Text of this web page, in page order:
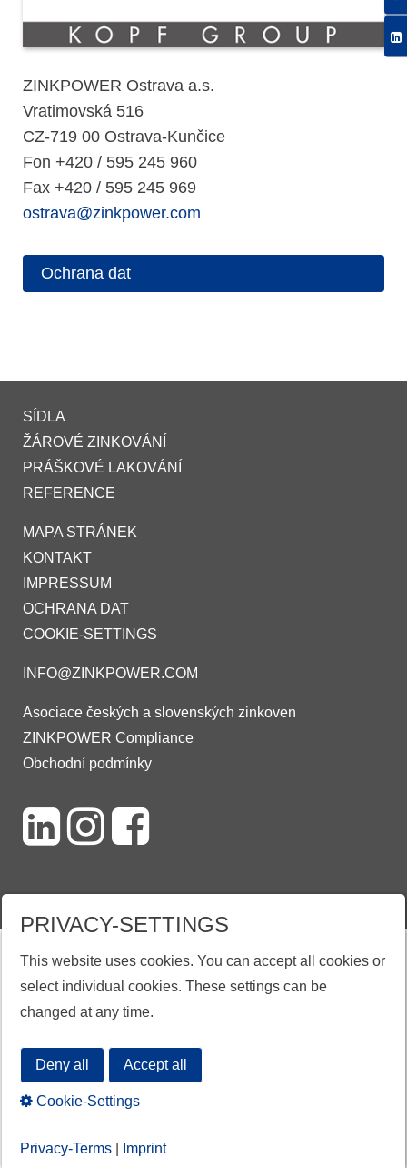
ZINKPOWER Ostrava a.s.
Vratimovská 516
CZ-719 00 Ostrava-Kunčice
Fon +420 / 595 245 960
Fax +420 / 595 245 969
ostrava@zinkpower.com
Ochrana dat
SÍDLA
ŽÁROVÉ ZINKOVÁNÍ
PRÁŠKOVÉ LAKOVÁNÍ
REFERENCE
MAPA STRÁNEK
KONTAKT
IMPRESSUM
OCHRANA DAT
COOKIE-SETTINGS
INFO@ZINKPOWER.COM
Asociace českých a slovenských zinkoven
ZINKPOWER Compliance
Obchodní podmínky
DEACTIVATED SCRIPT!
Activate all cookies by clicking on "
Supplier: unknown
URL:https://www.seznam.cz/rs/static/rc.js
PRIVACY-SETTINGS
This website uses cookies. You can accept all cookies or
select individual cookies. These settings can be
changed at any time.
Deny all Accept all
Cookie-Settings
Privacy-Terms Imprint